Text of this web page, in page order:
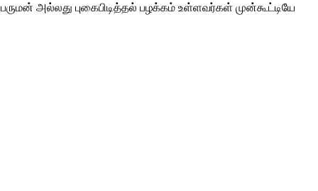
அல்லது புகைபிடித்தல் பழக்கம் உள்ளவர்கள் முன்கூட்டியே